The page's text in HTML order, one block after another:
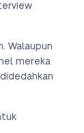
Walaupun
mereka